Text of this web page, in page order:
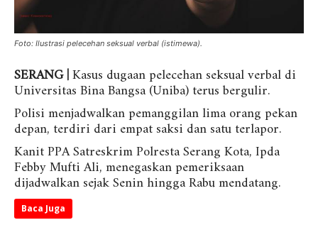
Foto: Ilustrasi pelecehan seksual verbal (istimewa).
SERANG |Kasus dugaan pelecehan seksual verbal di
Universitas Bina Bangsa (Uniba) terus bergulir.
Polisi menjadwalkan pemanggilan lima orang pekan
depan, terdiri dari empat saksi dan satu terlapor.
Kanit PPA Satreskrim Polresta Serang Kota, Ipda
Febby Mufti Ali, menegaskan pemeriksaan
dijadwalkan sejak Senin hingga Rabu mendatang.
Baca Juga